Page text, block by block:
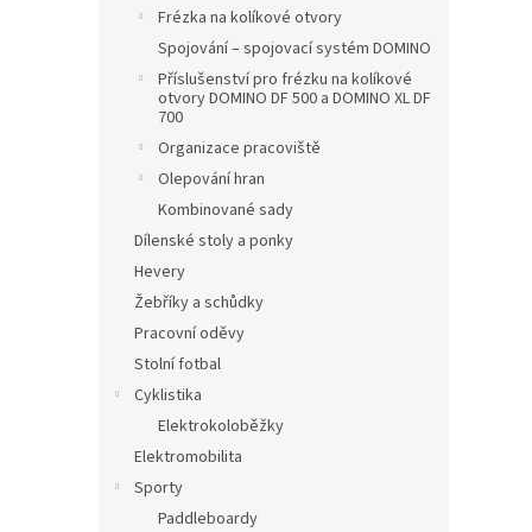
Frézka na kolíkové otvory
Spojování – spojovací systém DOMINO
Příslušenství pro frézku na kolíkové
otvory DOMINO DF 500 a DOMINO XL DF
700
Organizace pracoviště
Olepování hran
Kombinované sady
Dílenské stoly a ponky
Hevery
Žebříky a schůdky
Pracovní oděvy
Stolní fotbal
Cyklistika
Elektrokoloběžky
Elektromobilita
Sporty
Paddleboardy